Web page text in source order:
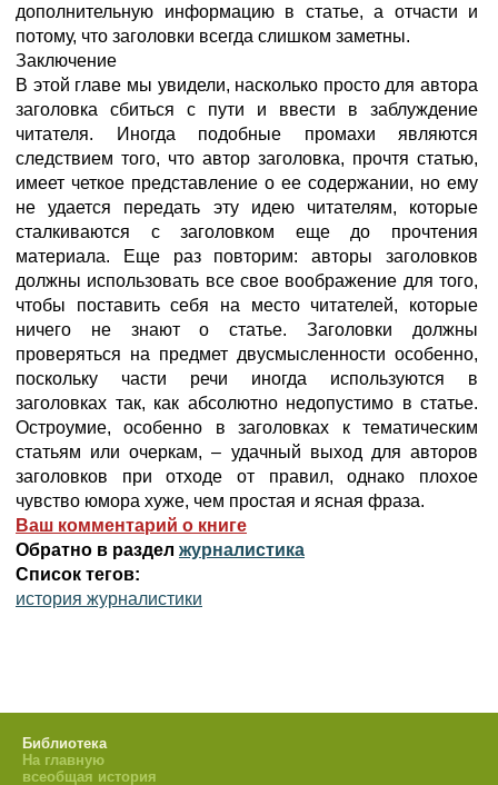
дополнительную информацию в статье, а отчасти и
потому, что заголовки всегда слишком заметны.
Заключение
В этой главе мы увидели, насколько просто для автора
заголовка сбиться с пути и ввести в заблуждение
читателя. Иногда подобные промахи являются
следствием того, что автор заголовка, прочтя статью,
имеет четкое представление о ее содержании, но ему
не удается передать эту идею читателям, которые
сталкиваются с заголовком еще до прочтения
материала. Еще раз повторим: авторы заголовков
должны использовать все свое воображение для того,
чтобы поставить себя на место читателей, которые
ничего не знают о статье. Заголовки должны
проверяться на предмет двусмысленности особенно,
поскольку части речи иногда используются в
заголовках так, как абсолютно недопустимо в статье.
Остроумие, особенно в заголовках к тематическим
статьям или очеркам, – удачный выход для авторов
заголовков при отходе от правил, однако плохое
чувство юмора хуже, чем простая и ясная фраза.
Ваш комментарий о книге
Обратно в раздел журналистика
Список тегов:
история журналистики
Библиотека
На главную
всеобщая история